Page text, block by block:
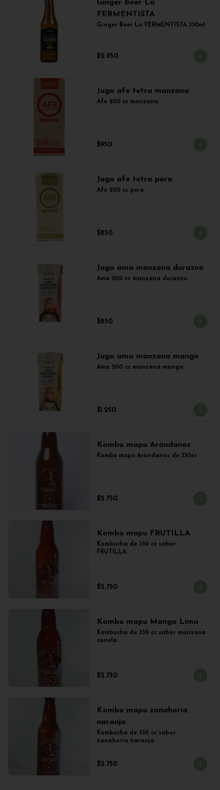
Ginger Beer La
FERMENTISTA
Ginger Beer La FERMENTISTA 330ml
$2.950
Jugo afe tetra manzana
Afe 200 cc manzana.
$950
Jugo afe tetra pera
Afe 200 cc pera.
$850
Jugo ama manzana durazno
Ama 200 cc manzana durazno.
$850
Jugo ama manzana mango
Ama 200 cc manzana mango.
$1.250
Kombu mapu Arándanos
Kombu mapu Arándanos de 330cc
$2.750
Kombu mapu FRUTILLA
Kombucha de 330 cc sabor
FRUTILLA.
$2.750
Kombu mapu Mango Lima
Kombucha de 330 cc sabor manzana
canela.
$2.750
Kombu mapu zanahoria
naranja
Kombucha de 330 cc sabor
zanahoria naranja.
$2.750